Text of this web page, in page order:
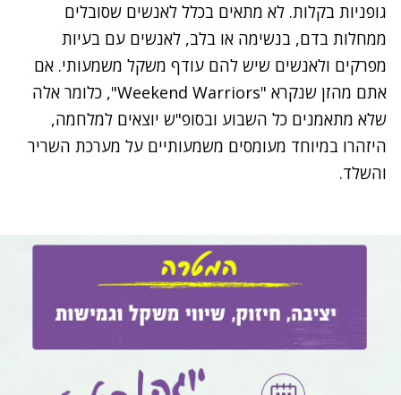
גופניות בקלות. לא מתאים בכלל לאנשים שסובלים
ממחלות בדם, בנשימה או בלב, לאנשים עם בעיות
מפרקים ולאנשים שיש להם עודף משקל משמעותי. אם
אתם מהזן שנקרא "Weekend Warriors", כלומר אלה
שלא מתאמנים כל השבוע ובסופ"ש יוצאים למלחמה,
היזהרו במיוחד מעומסים משמעותיים על מערכת השריר
והשלד.